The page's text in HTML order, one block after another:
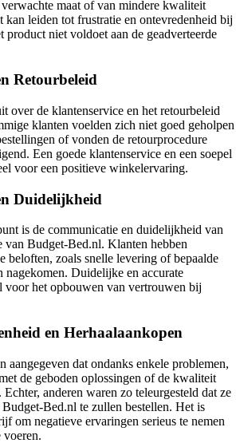
maat of van mindere kwaliteit
leiden tot frustratie en ontevredenheid bij
product niet voldoet aan de geadverteerde
Retourbeleid
over de klantenservice en het retourbeleid
klanten voelden zich niet goed geholpen
of vonden de retourprocedure
Een goede klantenservice en een soepel
voor een positieve winkelervaring.
Duidelijkheid
is de communicatie en duidelijkheid van
van Budget-Bed.nl. Klanten hebben
beloften, zoals snelle levering of bepaalde
nagekomen. Duidelijke en accurate
voor het opbouwen van vertrouwen bij
en Herhaalaankopen
aangegeven dat ondanks enkele problemen,
de geboden oplossingen of de kwaliteit
anderen waren zo teleurgesteld dat ze
Bed.nl te zullen bestellen. Het is
om negatieve ervaringen serieus te nemen
voeren.